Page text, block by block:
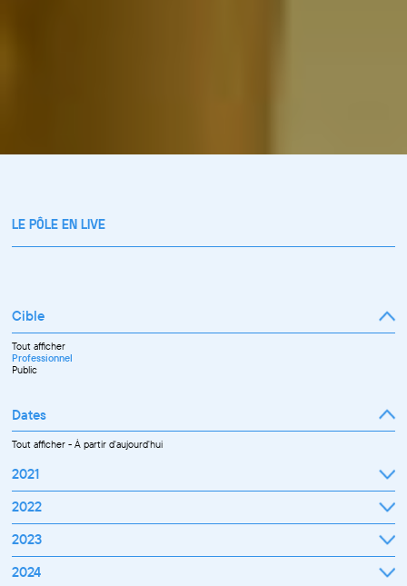
LE PÔLE EN LIVE
Cible
Tout afficher
Professionnel
Public
Dates
Tout afficher-À partir d'aujourd'hui
2021
Septembre
Novembre
Décembre
2022
Janvier
Mars
Avril
2023
Janvier
2024